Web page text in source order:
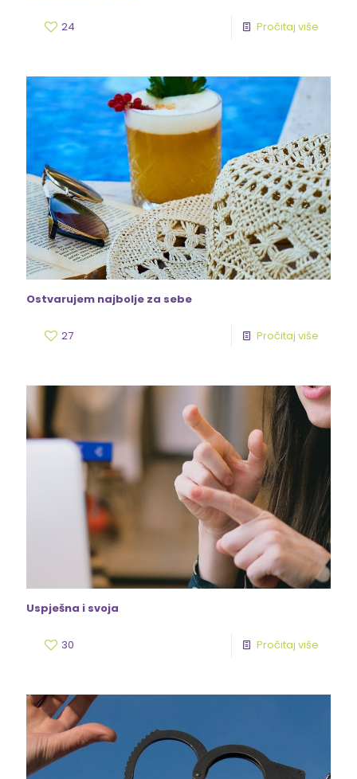
24 Pročitaj više
Ostvarujem najbolje za sebe
27 Pročitaj više
Uspješna i svoja
30 Pročitaj više